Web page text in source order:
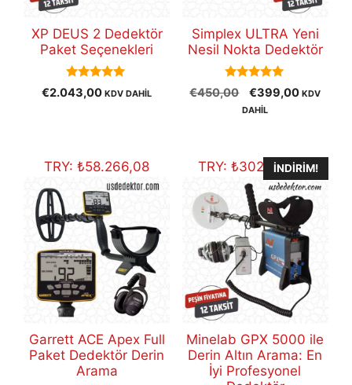
XP DEUS 2 Dedektör
Paket Seçenekleri
5.00
out of 5
€2.043,00 KDV DAHİL
Simplex ULTRA Yeni
Nesil Nokta Dedektör
5.00
out of 5
€450,00
Orijinal
fiyat:
€399,00Şu
KDV
DAHİL
TRY:₺58.266,08
Garrett ACE Apex Full
Paket Dedektör Derin
Arama
TRY: ₺302.873,68
İNDIRIM!
Minelab GPX 5000 ile
Derin Altın Arama: En
İyi Profesyonel